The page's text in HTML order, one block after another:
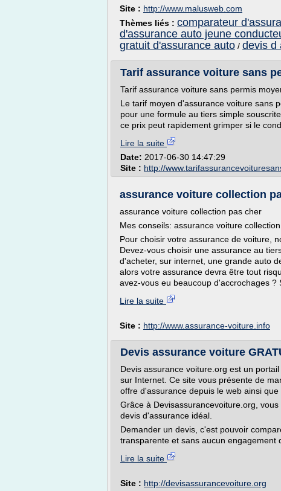
Site : http://www.malusweb.com
Thèmes liés : comparateur
d'assurance auto jeune
gratuit d'assurance auto / devis d
Tarif assurance voiture sans
Tarif assurance voiture sans permis
Le tarif moyen d'assurance voiture sans
pour une formule au tiers simple
ce prix peut rapidement grimper si le
Lire la suite
Date: 2017-06-30 14:47:29
Site : http://
assurance voiture collection
assurance voiture collection pas cher
Mes conseils: assurance voiture
Pour choisir votre assurance de voiture,
Devez-vous choisir une assurance au
d'acheter, sur internet, une grande auto
alors votre assurance devra être tout
avez-vous eu beaucoup d'accrochages ?
Lire la suite
Site : http://www.assurance-voiture.info
Devis assurance voiture
Devis assurance voiture.org est un
sur Internet. Ce site vous présente de
offre d'assurance depuis le web ainsi
Grâce à Devisassurancevoiture.org,
devis d'assurance idéal.
Demander un devis, c'est pouvoir
transparente et sans aucun engagement
Lire la suite
Site : http://devisassurancevoiture.org